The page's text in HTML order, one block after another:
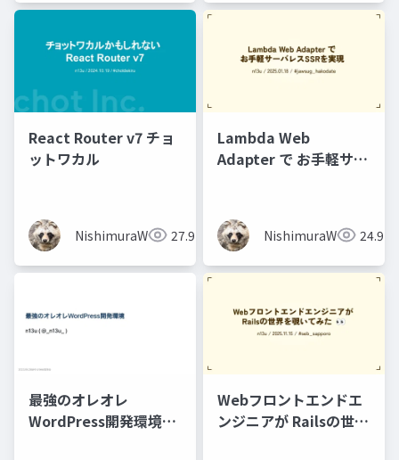
React Router v7 チョ
ットワカル
NishimuraWataru27.9K
Lambda Web
Adapter で お手軽サー
NishimuraWataru24.9K
最強のオレオレ
WordPress開発環境@
Webフロントエンドエ
ンジニアが Railsの世界